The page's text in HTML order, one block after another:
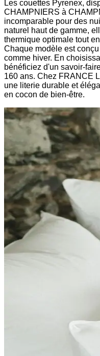
Les couettes Pyrenex,
CHAMPNIERS à
incomparable pour des
naturel haut de gamme,
thermique optimale tout
Chaque modèle est
comme hiver. En
bénéficiez d'un savoir-
160 ans. Chez FRANCE
une literie durable et
en cocon de bien-être.